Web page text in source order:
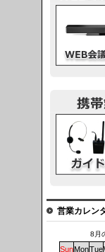
営業カレン
8月
SunMonTue